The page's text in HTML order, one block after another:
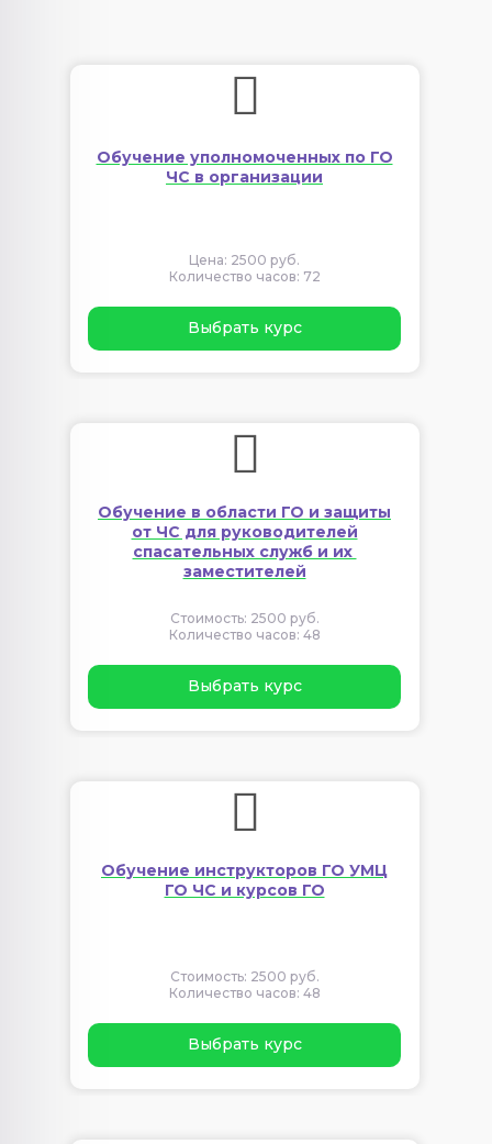
Обучение уполномоченных по ГО
ЧС в организации
Цена: 2500 руб.
Количество часов: 72
Выбрать курс
Обучение в области ГО и защиты
от ЧС для руководителей
спасательных служб и их
заместителей
Стоимость: 2500 руб.
Количество часов: 48
Выбрать курс
Обучение инструкторов ГО УМЦ
ГО ЧС и курсов ГО
Стоимость: 2500 руб.
Количество часов: 48
Выбрать курс